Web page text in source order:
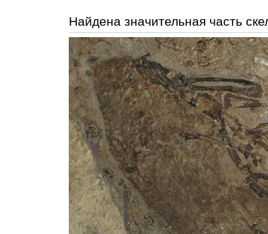
Найдена значительная часть